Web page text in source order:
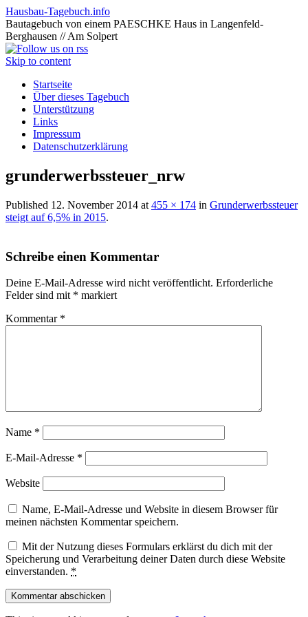
Hausbau-Tagebuch.info
Bautagebuch von einem PAESCHKE Haus in Langenfeld-
Berghausen // Am Solpert
Skip to content
Startseite
Über dieses Tagebuch
Unterstützung
Links
Impressum
Datenschutzerklärung
grunderwerbssteuer_nrw
Published 12. November 2014 at 455 × 174 in Grunderwerbssteuer
steigt auf 6,5% in 2015.
Schreibe einen Kommentar
Deine E-Mail-Adresse wird nicht veröffentlicht. Erforderliche
Felder sind mit * markiert
Kommentar *
Name *
E-Mail-Adresse *
Website
Name, E-Mail-Adresse und Website in diesem Browser für
meinen nächsten Kommentar speichern.
Mit der Nutzung dieses Formulars erklärst du dich mit der
Speicherung und Verarbeitung deiner Daten durch diese Website
einverstanden. *